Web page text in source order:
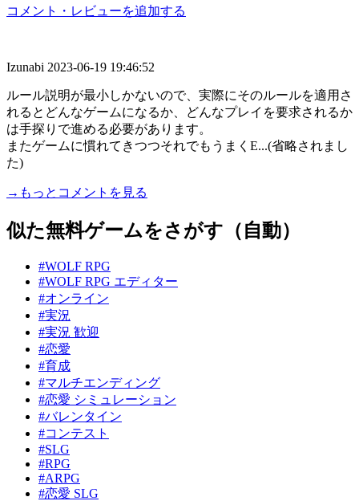
コメント・レビューを追加する
Izunabi 2023-06-19 19:46:52
ルール説明が最小しかないので、実際にそのルールを適用さ
れるとどんなゲームになるか、どんなプレイを要求されるか
は手探りで進める必要があります。
またゲームに慣れてきつつそれでもうまくE...(省略されまし
た)
→もっとコメントを見る
似た無料ゲームをさがす（自動）
#WOLF RPG
#WOLF RPG エディター
#オンライン
#実況
#実況 歓迎
#恋愛
#育成
#マルチエンディング
#恋愛 シミュレーション
#バレンタイン
#コンテスト
#SLG
#RPG
#ARPG
#恋愛 SLG